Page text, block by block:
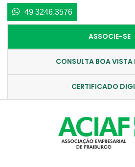
49 3246.3576
ASSOCIE-SE
CONSULTA BOA VISTA
CERTIFICADO